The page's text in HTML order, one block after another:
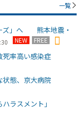
一覧
ズ」へ 熊本地震・
NEW FREE
率高い感染症
態、京大病院
ラスメント」